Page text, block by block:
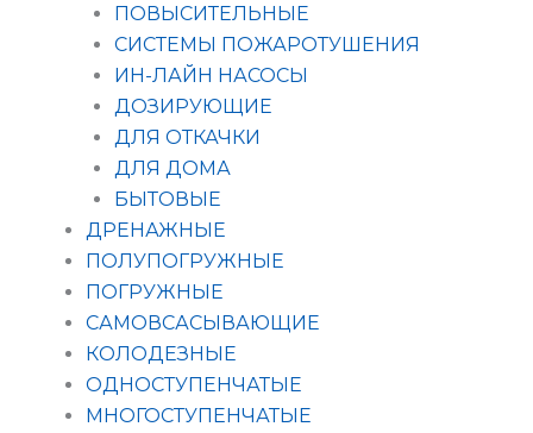
ПОВЫСИТЕЛЬНЫЕ
СИСТЕМЫ ПОЖАРОТУШЕНИЯ
ИН-ЛАЙН НАСОСЫ
ДОЗИРУЮЩИЕ
ДЛЯ ОТКАЧКИ
ДЛЯ ДОМА
БЫТОВЫЕ
ДРЕНАЖНЫЕ
ПОЛУПОГРУЖНЫЕ
ПОГРУЖНЫЕ
САМОВСАСЫВАЮЩИЕ
КОЛОДЕЗНЫЕ
ОДНОСТУПЕНЧАТЫЕ
МНОГОСТУПЕНЧАТЫЕ